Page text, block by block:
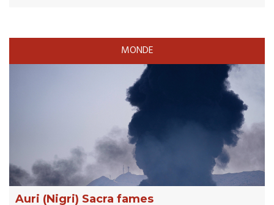
MONDE
Auri (Nigri) Sacra fames